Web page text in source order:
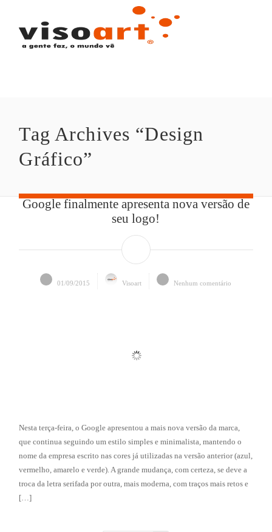
Tag Archives “Design
Gráfico”
Google finalmente apresenta nova versão de
seu logo!
01/09/2015 Visoart Nenhum comentário
Nesta terça-feira, o Google apresentou a mais nova versão da marca,
que continua seguindo um estilo simples e minimalista, mantendo o
nome da empresa escrito nas cores já utilizadas na versão anterior (azul,
vermelho, amarelo e verde). A grande mudança, com certeza, se deve a
troca da letra serifada por outra, mais moderna, com traços mais retos e
[…]